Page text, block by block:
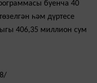
буенча 40
һәм дүртесе
406,35 миллион сум